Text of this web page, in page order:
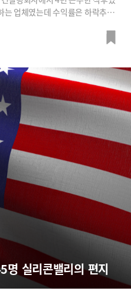
는 업체였는데 수익률은 하락추세
신사업에 과감한 투자를 하겠다
실리콘밸리의 편지